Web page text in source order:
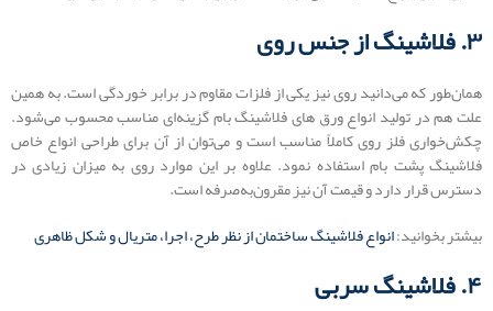
۳. فلاشینگ از جنس روی
همان‌طور که می‌دانید روی نیز یکی از فلزات مقاوم در برابر خوردگی است. به همین
علت هم در تولید انواع ورق های فلاشینگ بام گزینه‌ای مناسب محسوب می‌شود.
چکش‌خواری فلز روی کاملاً مناسب است و می‌توان از آن برای طراحی انواع خاص
فلاشینگ پشت بام استفاده نمود. علاوه بر این موارد روی به میزان زیادی در
دسترس قرار دارد و قیمت آن نیز مقرون‌به‌صرفه است.
بیشتر بخوانید:انواع فلاشینگ ساختمان از نظر طرح، اجرا، متریال و شکل ظاهری
۴. فلاشینگ سربی